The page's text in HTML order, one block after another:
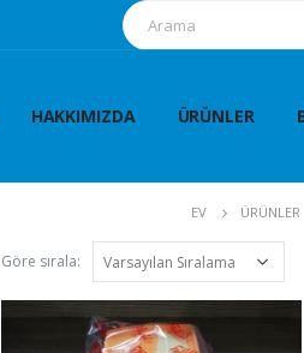
HAKKIMIZDA ÜRÜNLER
EV ÜRÜNLER
Göre sırala: